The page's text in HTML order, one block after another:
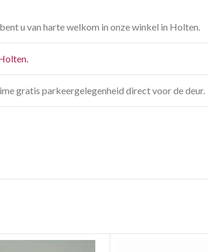
u van harte welkom in onze winkel in Holten.
gratis parkeergelegenheid direct voor de deur.